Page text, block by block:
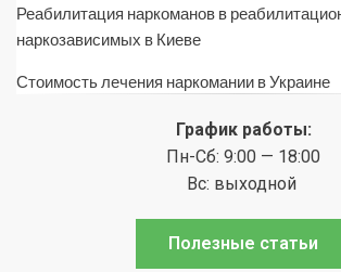
Реабилитация наркоманов в
наркозависимых в Киеве
Стоимость лечения наркомании в Украине
График работы:
Пн-Сб: 9:00 — 18:00
Вс: выходной
Полезные статьи